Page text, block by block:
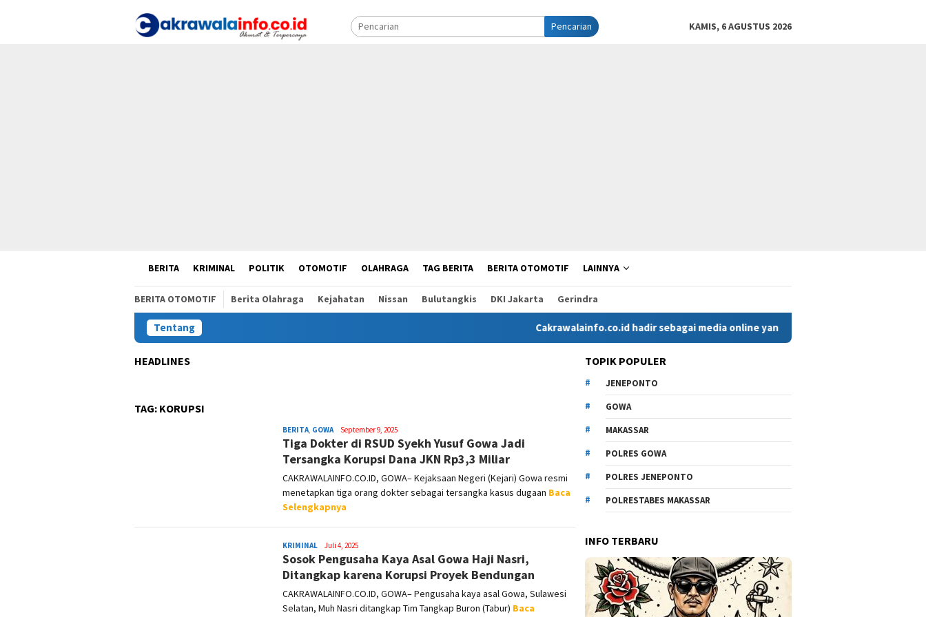
Pencarian KAMIS, 6 AGUSTUS 2026
HOMEBERITA KRIMINAL POLITIK OTOMOTIF OLAHRAGA TAG BERITA BERITA OTOMOTIF LAINNYA
BERITA OTOMOTIF Berita Olahraga Kejahatan Nissan Bulutangkis DKI Jakarta Gerindra
Tentang Cakrawalainfo.co.id hadir sebagai media online yang menyajikan berita cepat, faktual,
HEADLINES
TAG: KORUPSI
BERITA, GOWASyamsuddin
Malik
September 9, 2025
Tiga Dokter di RSUD Syekh Yusuf Gowa Jadi
Tersangka Korupsi Dana JKN Rp3,3 Miliar
CAKRAWALAINFO.CO.ID, GOWA– Kejaksaan Negeri (Kejari) Gowa resmi
menetapkan tiga orang dokter sebagai tersangka kasus dugaan Baca
Selengkapnya
KRIMINAL Syamsuddin
Malik
Juli 4, 2025
Sosok Pengusaha Kaya Asal Gowa Haji Nasri,
Ditangkap karena Korupsi Proyek Bendungan
CAKRAWALAINFO.CO.ID, GOWA– Pengusaha kaya asal Gowa, Sulawesi
Selatan, Muh Nasri ditangkap Tim Tangkap Buron (Tabur) Baca
TOPIK POPULER
JENEPONTO
GOWA
MAKASSAR
POLRES GOWA
POLRES JENEPONTO
POLRESTABES MAKASSAR
INFO TERBARU